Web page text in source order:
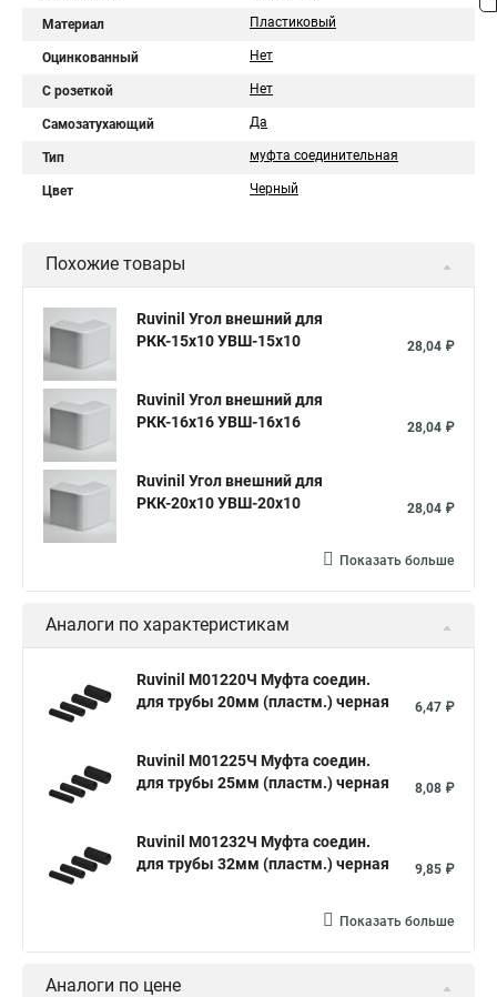
Материал Пластиковый
Оцинкованный Нет
С розеткой Нет
Самозатухающий Да
Тип муфта соединительная
Цвет Черный
Похожие товары
Ruvinil Угол внешний для
РКК-15х10 УВШ-15х10
28,04 ₽
Ruvinil Угол внешний для
РКК-16х16 УВШ-16х16
28,04 ₽
Ruvinil Угол внешний для
РКК-20х10 УВШ-20х10
28,04 ₽
Показать больше
Аналоги по характеристикам
Ruvinil М01220Ч Муфта соедин.
для трубы 20мм (пластм.) черная
6,47 ₽
Ruvinil М01225Ч Муфта соедин.
для трубы 25мм (пластм.) черная
8,08 ₽
Ruvinil М01232Ч Муфта соедин.
для трубы 32мм (пластм.) черная
9,85 ₽
Показать больше
Аналоги по цене